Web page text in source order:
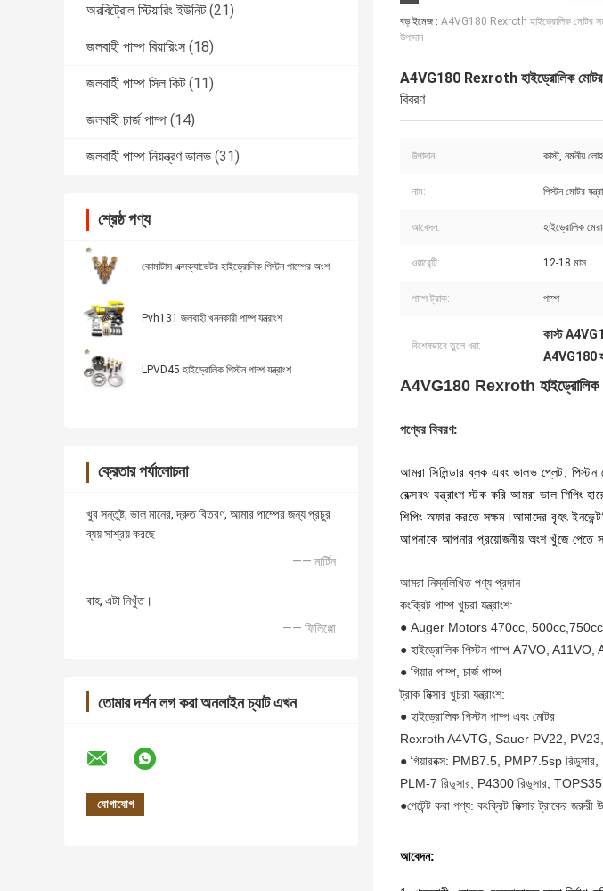
অরবিট্রোল স্টিয়ারিং ইউনিট (21)
জলবাহী পাম্প বিয়ারিংস (18)
জলবাহী পাম্প সিল কিট (11)
জলবাহী চার্জ পাম্প (14)
জলবাহী পাম্প নিয়ন্ত্রণ ভালভ (31)
শ্রেষ্ঠ পণ্য
কোমাটাস এক্সক্যাভেটর হাইড্রোলিক পিস্টন পাম্পের অংশ
Pvh131 জলবাহী খননকারী পাম্প যন্ত্রাংশ
LPVD45 হাইড্রোলিক পিস্টন পাম্প যন্ত্রাংশ
ক্রেতার পর্যালোচনা
খুব সন্তুষ্ট, ভাল মানের, দ্রুত বিতরণ, আমার পাম্পের জন্য প্রচুর
ব্যয় সাশ্রয় করছে
—— মার্টিন
বাহ, এটা নিখুঁত।
—— ফিলিপ্পো
তোমার দর্শন লগ করা অনলাইন চ্যাট এখন
বড় ইমেজ : A4VG180 Rexroth হাইড্রোলিক মোটর
উপাদান
A4VG180 Rexroth হাইড্রোলিক মোটর
বিবরণ
উপাদান: কাস্ট, নমনীয়
নাম: পিস্টন মোটর
আবেদন: হাইড্রোলিক
ওয়ারেন্টি: 12-18 মাস
পাম্প ট্রাক: পাম্প
বিশেষভাবে তুলে ধরা:
কাস্ট
A4VG180
A4VG180 Rexroth হাইড্রোলিক
পণ্যের বিবরণ:
আমরা সিলিন্ডার ব্লক এবং ভালভ প্লেট,
রেক্সরথ যন্ত্রাংশ স্টক করি আমরা ভাল শিপিং
শিপিং অফার করতে সক্ষম।আমাদের বৃহৎ
আপনাকে আপনার প্রয়োজনীয় অংশ খুঁজে পেতে
আমরা নিম্নলিখিত পণ্য প্রদান
কংক্রিট পাম্প খুচরা যন্ত্রাংশ:
● Auger Motors 470cc, 500cc,750cc
● হাইড্রোলিক পিস্টন পাম্প A7VO,
● গিয়ার পাম্প, চার্জ পাম্প
ট্রাক মিক্সার খুচরা যন্ত্রাংশ:
● হাইড্রোলিক পিস্টন পাম্প এবং মোটর
Rexroth A4VTG, Sauer PV22,
● গিয়ারবক্স: PMB7.5, PMP7.5sp
PLM-7 রিডুসার, P4300 রিডুসার,
●পেটেন্ট করা পণ্য: কংক্রিট মিক্সার ট্রাকের
আবেদন: